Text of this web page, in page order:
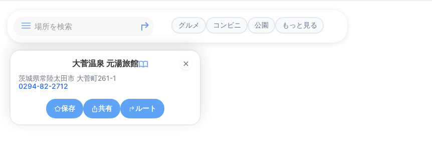
グルメ コンビニ 公園 もっと見る
大菅温泉 元湯旅館
茨城県常陸太田市 大菅町261-1
0294-82-2712
保存 共有 ルート